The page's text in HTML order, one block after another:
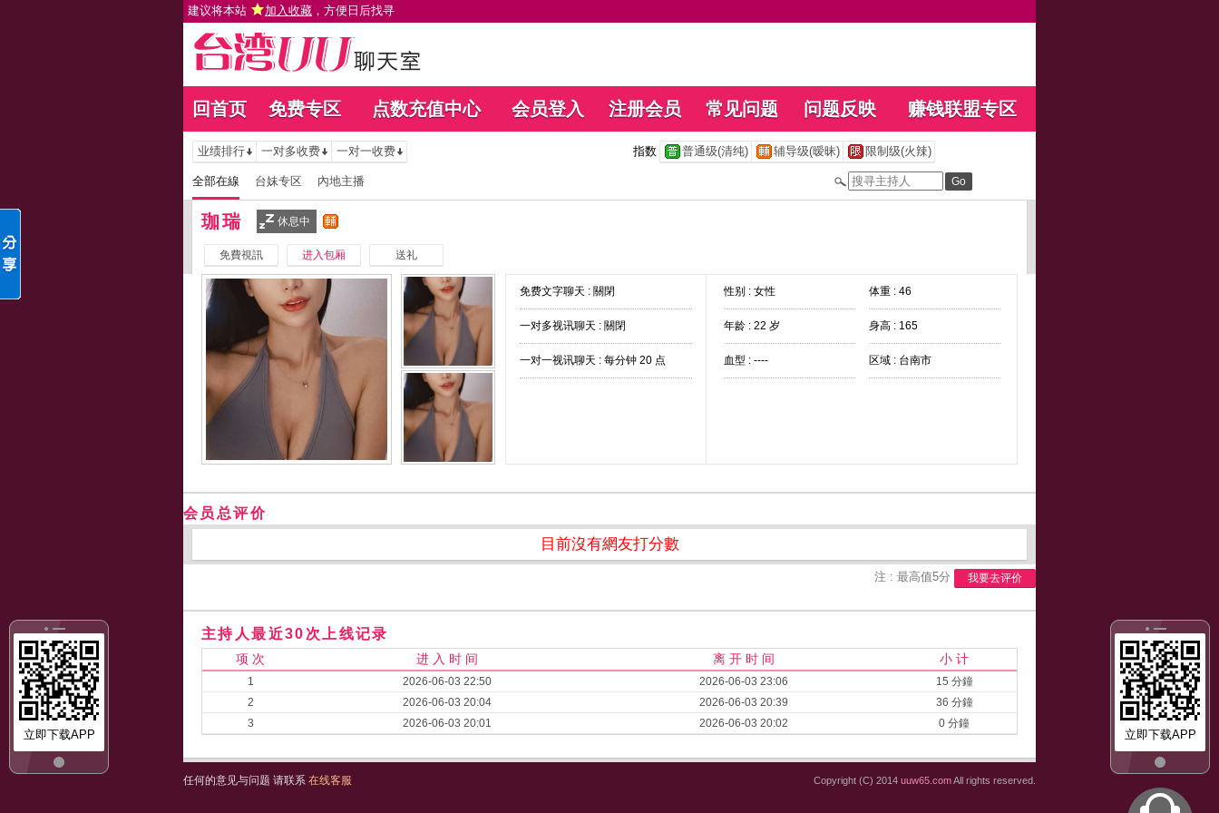
建议将本站 加入收藏 ，方便日后找寻
回首页 免费专区 点数充值中心 会员登入 注册会员 常见问题 问题反映 赚钱联盟专区
立即下载APP
立即下载APP
业绩排行 一对多收费 一对一收费 指数 普通级(清纯) 辅导级(暧昧) 限制级(火辣)
全部在線 台妹专区 內地主播
珈瑞 休息中
免費視訊 进入包厢 送礼
免费文字聊天 : 關閉
一对多视讯聊天 : 關閉
一对一视讯聊天 : 每分钟 20 点
性别 : 女性 体重 : 46
年龄 : 22 岁 身高 : 165
血型 : ---- 区域 : 台南市
会员总评价
目前沒有網友打分數
注 : 最高值5分 我要去评价
主持人最近30次上线记录
项 次 进 入 时 间 离 开 时 间 小 计
1 2026-06-03 22:50 2026-06-03 23:06
15 分鐘
2
2026-06-03 20:04 2026-06-03 20:39
36 分鐘
3
2026-06-03 20:01 2026-06-03 20:02 0 分鐘
任何的意见与问题 请联系 在线客服 Copyright (C) 2014 uuw65.comAll rights reserved.